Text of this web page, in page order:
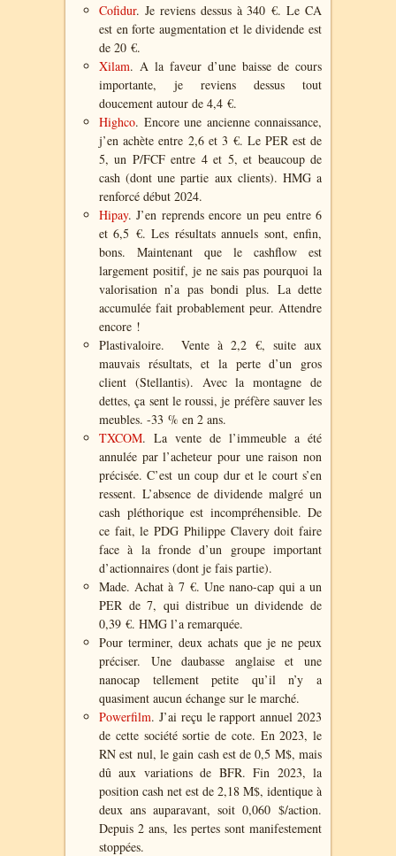
Cofidur. Je reviens dessus à 340 €. Le CA
est en forte augmentation et le dividende est
de 20 €.
Xilam. A la faveur d’une baisse de cours
importante, je reviens dessus tout
doucement autour de 4,4 €.
Highco. Encore une ancienne connaissance,
j’en achète entre 2,6 et 3 €. Le PER est de
5, un P/FCF entre 4 et 5, et beaucoup de
cash (dont une partie aux clients). HMG a
renforcé début 2024.
Hipay. J’en reprends encore un peu entre 6
et 6,5 €. Les résultats annuels sont, enfin,
bons. Maintenant que le cashflow est
largement positif, je ne sais pas pourquoi la
valorisation n’a pas bondi plus. La dette
accumulée fait probablement peur. Attendre
encore !
Plastivaloire. Vente à 2,2 €, suite aux
mauvais résultats, et la perte d’un gros
client (Stellantis). Avec la montagne de
dettes, ça sent le roussi, je préfère sauver les
meubles. -33 % en 2 ans.
TXCOM. La vente de l’immeuble a été
annulée par l’acheteur pour une raison non
précisée. C’est un coup dur et le court s’en
ressent. L’absence de dividende malgré un
cash pléthorique est incompréhensible. De
ce fait, le PDG Philippe Clavery doit faire
face à la fronde d’un groupe important
d’actionnaires (dont je fais partie).
Made. Achat à 7 €. Une nano-cap qui a un
PER de 7, qui distribue un dividende de
0,39 €. HMG l’a remarquée.
Pour terminer, deux achats que je ne peux
préciser. Une daubasse anglaise et une
nanocap tellement petite qu’il n’y a
quasiment aucun échange sur le marché.
Powerfilm. J’ai reçu le rapport annuel 2023
de cette société sortie de cote. En 2023, le
RN est nul, le gain cash est de 0,5 M$, mais
dû aux variations de BFR. Fin 2023, la
position cash net est de 2,18 M$, identique à
deux ans auparavant, soit 0,060 $/action.
Depuis 2 ans, les pertes sont manifestement
stoppées.